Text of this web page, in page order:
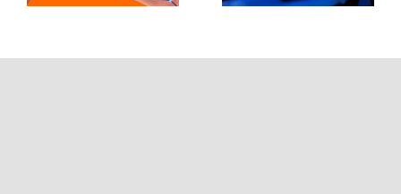
Tracking ในการ
มืออาชีพ